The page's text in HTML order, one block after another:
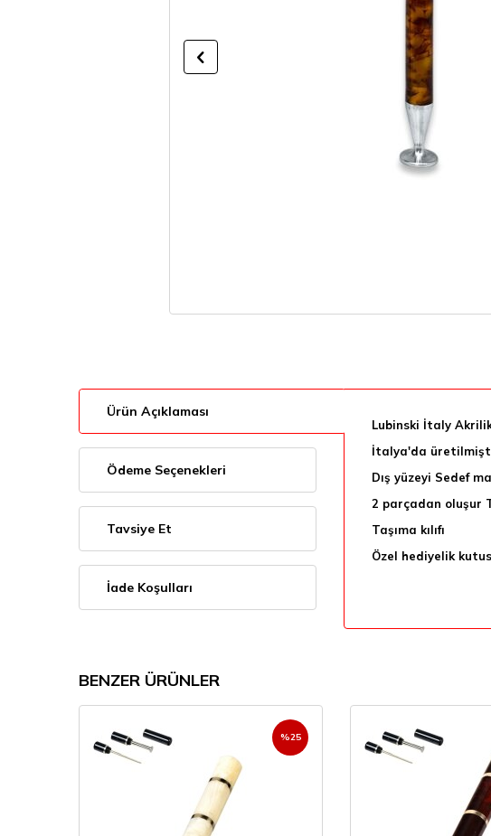
Ürün Açıklaması
Ödeme Seçenekleri
Tavsiye Et
İade Koşulları
Lubinski İtaly Akrilik
İtalya'da
Dış yüzeyi Sedef
2 parçadan oluşur
Taşıma kılıfı
Özel hediyelik
BENZER ÜRÜNLER
%25